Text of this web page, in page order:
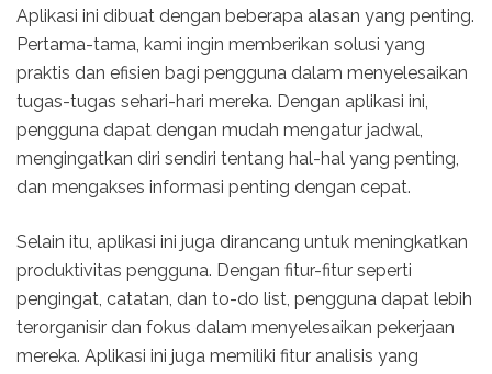
Aplikasi ini dibuat dengan beberapa alasan yang penting.
Pertama-tama, kami ingin memberikan solusi yang
praktis dan efisien bagi pengguna dalam menyelesaikan
tugas-tugas sehari-hari mereka. Dengan aplikasi ini,
pengguna dapat dengan mudah mengatur jadwal,
mengingatkan diri sendiri tentang hal-hal yang penting,
dan mengakses informasi penting dengan cepat.
Selain itu, aplikasi ini juga dirancang untuk meningkatkan
produktivitas pengguna. Dengan fitur-fitur seperti
pengingat, catatan, dan to-do list, pengguna dapat lebih
terorganisir dan fokus dalam menyelesaikan pekerjaan
mereka. Aplikasi ini juga memiliki fitur analisis yang